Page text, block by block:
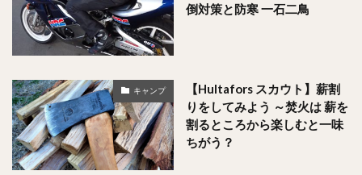
倒対策と防寒 一石二鳥
キャンプ
【Hultafors スカウト】薪割
りをしてみよう ～焚火は 薪を
割るところから楽しむと一味
ちがう？